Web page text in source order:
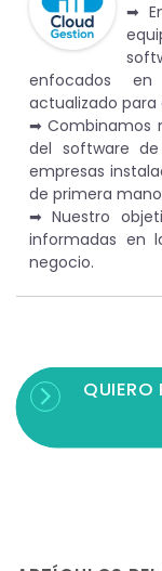
➡︎
enfocados
actualizado para
➡︎ Combinamos
del software
empresas
de primera
➡︎ Nuestro
informadas en
negocio.
QUIERO